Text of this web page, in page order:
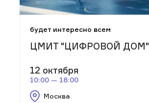
будет интересно всем
ЦМИТ "ЦИФРОВОЙ ДОМ"
12 октября
10:00 — 18:00
Москва